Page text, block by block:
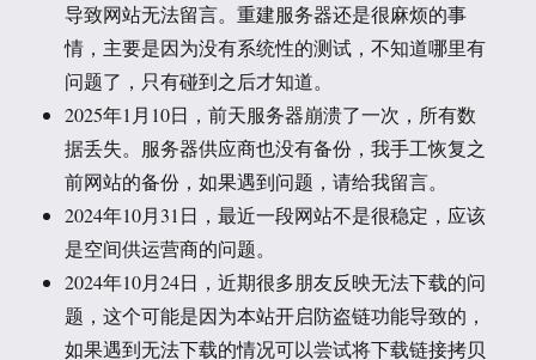
导致网站无法留言。重建服务器还是很麻烦的事
情，主要是因为没有系统性的测试，不知道哪里有
问题了，只有碰到之后才知道。
2025年1月10日，前天服务器崩溃了一次，所有数
据丢失。服务器供应商也没有备份，我手工恢复之
前网站的备份，如果遇到问题，请给我留言。
2024年10月31日，最近一段网站不是很稳定，应该
是空间供运营商的问题。
2024年10月24日，近期很多朋友反映无法下载的问
题，这个可能是因为本站开启防盗链功能导致的，
如果遇到无法下载的情况可以尝试将下载链接拷贝